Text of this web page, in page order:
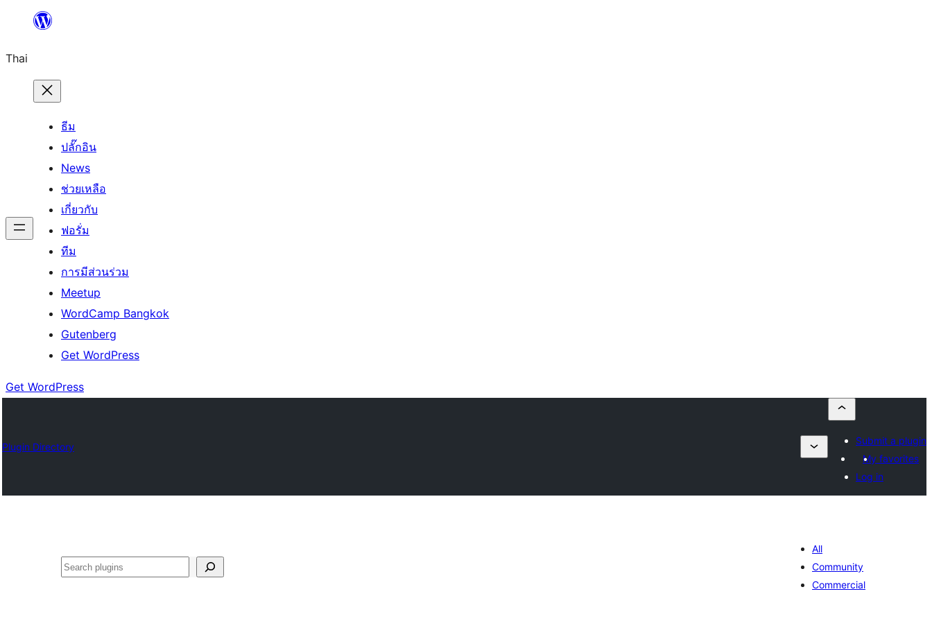
ยัง
เนื้อหา
Thai
ธีม
ปลั๊กอิน
News
ช่วยเหลือ
เกี่ยวกับ
ฟอรั่ม
ทีม
การมีส่วนร่วม
Meetup
WordCamp Bangkok
Gutenberg
Get WordPress
Get WordPress
Plugin Directory
Submit a plugin
My favorites
Log in
ค้นหา
All
Community
Commercial